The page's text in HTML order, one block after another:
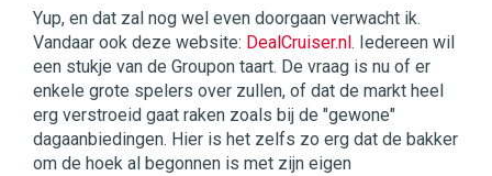
Yup, en dat zal nog wel even doorgaan verwacht ik.
Vandaar ook deze website: DealCruiser.nl . Iedereen wil
een stukje van de Groupon taart. De vraag is nu of er
enkele grote spelers over zullen, of dat de markt heel
erg verstroeid gaat raken zoals bij de "gewone"
dagaanbiedingen. Hier is het zelfs zo erg dat de bakker
om de hoek al begonnen is met zijn eigen